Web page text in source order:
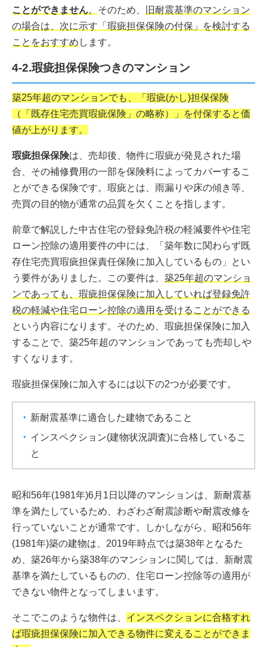
ことができません。 そのため、
旧耐震基準のマンション
の場合は、次に示す「瑕疵担保保険の付保」を検討する
ことをおすすめ します。
4-2.瑕疵担保保険つきのマンション
築25年超のマンションでも、「瑕疵(かし)担保保険
（「既存住宅売買瑕疵保険」の略称）」を付保すると価
値が上がります。
瑕疵担保保険は、売却後、物件に瑕疵が発見された場
合、その補修費用の一部を保険料によってカバーするこ
とができる保険です。瑕疵とは、雨漏りや床の傾き等、
売買の目的物が通常の品質を欠くことを指します。
前章で解説した中古住宅の登録免許税の軽減要件や住宅
ローン控除の適用要件の中には、「築年数に関わらず既
存住宅売買瑕疵担保責任保険に加入しているもの」とい
う要件がありました。この要件は、 築25年超のマンショ
ンであっても、瑕疵担保保険に加入していれば登録免許
税の軽減や住宅ローン控除の適用を受けることができる
という内容になります。そのため、瑕疵担保保険に加入
することで、築25年超のマンションであっても売却しや
すくなります。
瑕疵担保保険に加入するには以下の2つが必要です。
新耐震基準に適合した建物であること
インスペクション(建物状況調査)に合格しているこ
と
昭和56年(1981年)6月1日以降のマンションは、新耐震基
準を満たしているため、わざわざ耐震診断や耐震改修を
行っていないことが通常です。しかしながら、昭和56年
(1981年)築の建物は、2019年時点では築38年となるた
め、築26年から築38年のマンションに関しては、新耐震
基準を満たしているものの、住宅ローン控除等の適用が
できない物件となってしまいます。
そこでこのような物件は、 インスペクションに合格すれ
ば瑕疵担保保険に加入できる物件に変えることができま